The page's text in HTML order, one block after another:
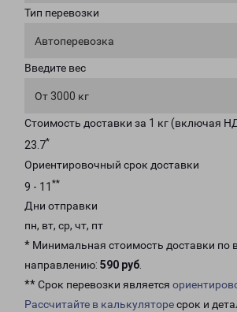
Тип перевозки
Автоперевозка
Введите вес
От 3000 кг
Стоимость доставки за 1 кг (включая
23.7*
Ориентировочный срок доставки
9 - 11 **
Дни отправки
пн, вт, ср, чт, пт
* Минимальная стоимость доставки по
направлению: 590 руб.
** Срок перевозки является
Рассчитайте в калькуляторесрок и